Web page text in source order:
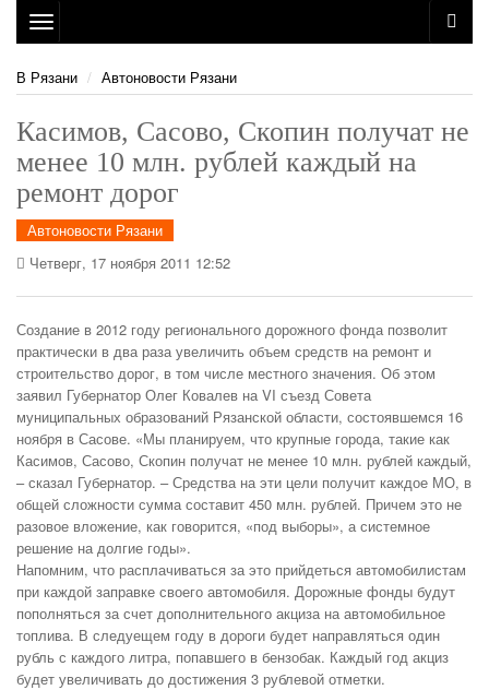
Toggle
navigation
В Рязани
Автоновости Рязани
Касимов, Сасово, Скопин получат не
менее 10 млн. рублей каждый на
ремонт дорог
Автоновости Рязани
Четверг, 17 ноября 2011 12:52
Создание в 2012 году регионального дорожного фонда позволит
практически в два раза увеличить объем средств на ремонт и
строительство дорог, в том числе местного значения. Об этом
заявил Губернатор Олег Ковалев на VI съезд Совета
муниципальных образований Рязанской области, состоявшемся 16
ноября в Сасове. «Мы планируем, что крупные города, такие как
Касимов, Сасово, Скопин получат не менее 10 млн. рублей каждый,
– сказал Губернатор. – Средства на эти цели получит каждое МО, в
общей сложности сумма составит 450 млн. рублей. Причем это не
разовое вложение, как говорится, «под выборы», а системное
решение на долгие годы».
Напомним, что расплачиваться за это прийдеться автомобилистам
при каждой заправке своего автомобиля. Дорожные фонды будут
пополняться за счет дополнительного акциза на автомобильное
топлива. В следуещем году в дороги будет направляться один
рубль с каждого литра, попавшего в бензобак. Каждый год акциз
будет увеличивать до достижения 3 рублевой отметки.